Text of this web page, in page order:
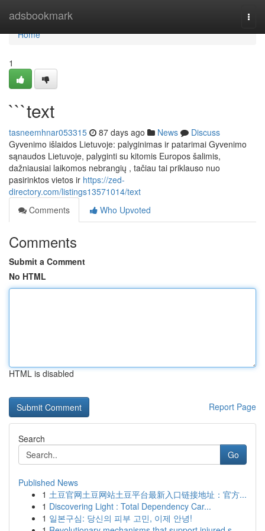
adsbookmark
Home
Home
1
```text
tasneemhnar053315 87 days ago News
Discuss
Gyvenimo išlaidos Lietuvoje: palyginimas ir patarimai Gyvenimo
sąnaudos Lietuvoje, palyginti su kitomis Europos šalimis,
dažniausiai laikomos nebrangių , tačiau tai priklauso nuo
pasirinktos vietos ir https://zed-
directory.com/listings13571014/text
Comments
Who Upvoted
Comments
Submit a Comment
No HTML
HTML is disabled
Report Page
Search
Go
Published News
1 土豆官网土豆网站土豆平台最新入口链接地址：官方...
1 Discovering Light : Total Dependency Car...
1 일본구심: 당신의 피부 고민, 이제 안녕!